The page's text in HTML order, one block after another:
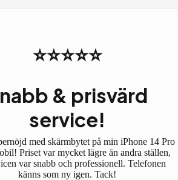
⭐⭐⭐⭐⭐
& prisvärd
service!
med skärmbytet på min iPhone 14 Pro
Priset var mycket lägre än andra ställen,
var snabb och professionell. Telefonen
känns som ny igen. Tack!